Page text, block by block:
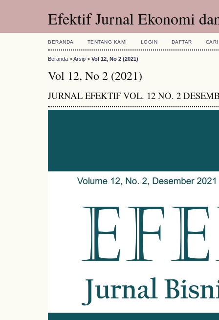
Efektif Jurnal Ekonomi
BERANDA TENTANG KAMI LOGIN DAFTAR CARI
Beranda >Arsip > Vol 12, No 2 (2021)
Vol 12, No 2 (2021)
JURNAL EFEKTIF VOL. 12 NO. 2